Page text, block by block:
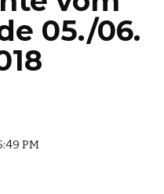
05./06.
PM